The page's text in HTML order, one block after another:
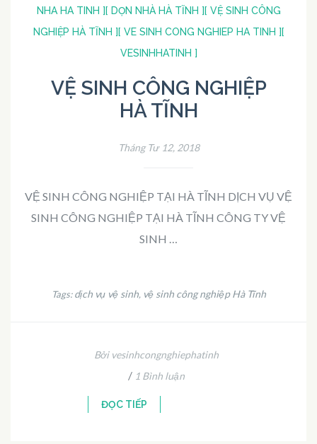
NHA HA TINH ] [ DỌN NHÀ HÀ TĨNH ] [ VỆ SINH CÔNG
NGHIỆP HÀ TĨNH ] [ VE SINH CONG NGHIEP HA TINH ] [
VESINHHATINH ]
VỆ SINH CÔNG NGHIỆP
HÀ TĨNH
Tháng Tư 12, 2018
VỆ SINH CÔNG NGHIỆP TẠI HÀ TĨNH DỊCH VỤ VỆ
SINH CÔNG NGHIỆP TẠI HÀ TĨNH CÔNG TY VỆ
SINH …
Tags:dịch vụ vệ sinh, vệ sinh công nghiệp Hà Tĩnh
Bởi vesinhcongnghiephatinh
/ 1 Bình luận
ĐỌC TIẾP